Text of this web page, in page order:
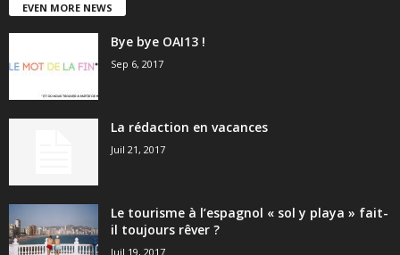
EVEN MORE NEWS
Bye bye OAI13 !
Sep 6, 2017
La rédaction en vacances
Juil 21, 2017
Le tourisme à l’espagnol « sol y playa » fait-
il toujours rêver ?
Juil 19, 2017